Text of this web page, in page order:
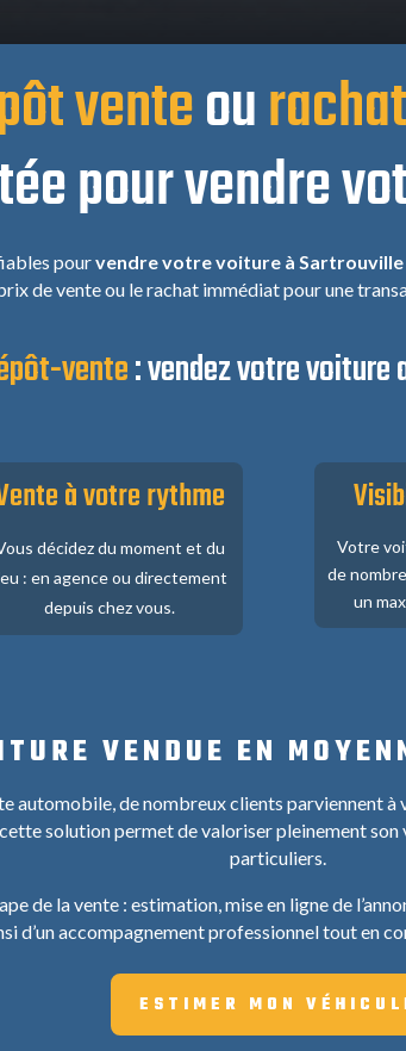
venteou
pour vendre
pourvendre votre voiture à Sartrouville
de vente ou le rachat immédiat pour une
vente: vendez votre voiture
à votre rythme
décidez du moment et du
: en agence ou directement
depuis chez vous.
Votre
de
un
VENDUE EN
automobile, de nombreux clients parviennent à
solution permet de valoriser pleinement son
particuliers.
de la vente : estimation, mise en ligne de
d’un accompagnement professionnel tout en
ESTIMER MON